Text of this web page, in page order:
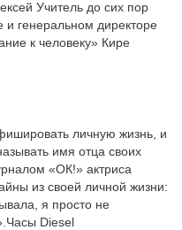
Учитель до сих пор
генеральном директоре
к человеку» Кире
личную жизнь, и
имя отца своих
«ОК!» актриса
из своей личной жизни:
я просто не
Diesel